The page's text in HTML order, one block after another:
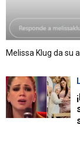
Melissa Klug da su